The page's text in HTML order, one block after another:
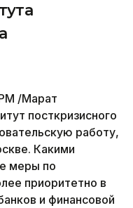
/Марат
посткризисного
работу,
Какими
меры по
приоритетно в
и финансовой